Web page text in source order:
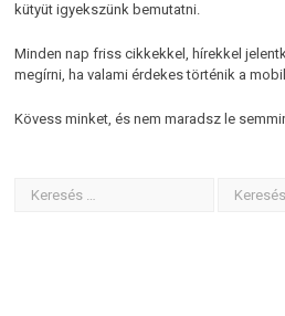
kütyüt igyekszünk bemutatni.
Minden nap friss cikkekkel, hírekkel
megírni, ha valami érdekes történik a
Kövess minket, és nem maradsz le